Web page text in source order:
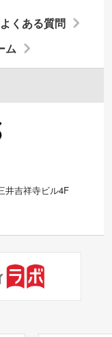
ム
よくある質問
井吉祥寺ビル4F